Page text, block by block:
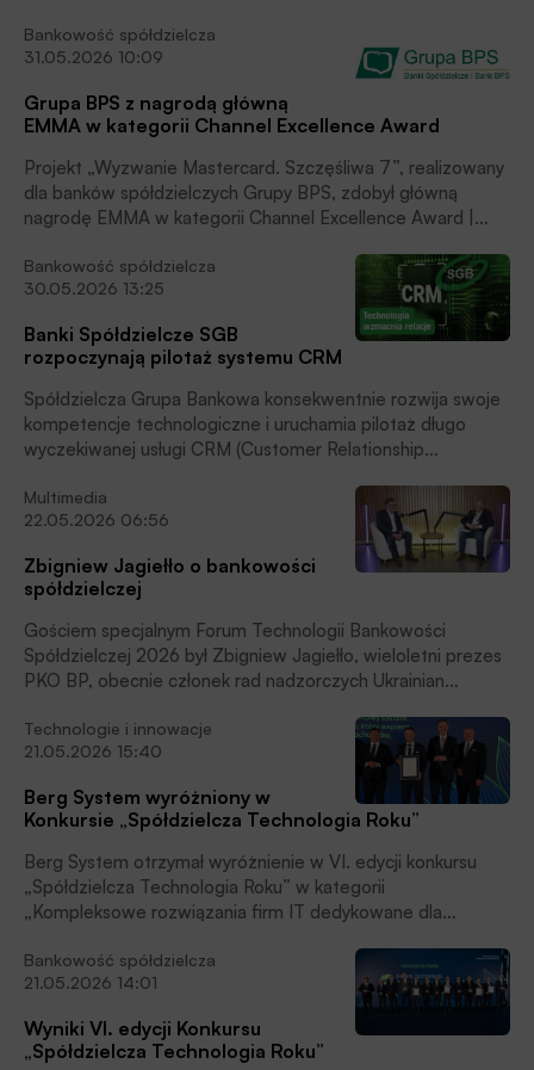
Bankowość spółdzielcza
31.05.2026 10:09
Grupa BPS z nagrodą główną
EMMA w kategorii Channel Excellence Award
Projekt „Wyzwanie Mastercard. Szczęśliwa 7”, realizowany
dla banków spółdzielczych Grupy BPS, zdobył główną
nagrodę EMMA w kategorii Channel Excellence Award |
To kolejne wyróżnienie branżowe potwierdzające
skuteczność podejścia Grupy BPS do tworzenia
programów marketingowych i wspierających sprzedaż.
Bankowość spółdzielcza
30.05.2026 13:25
Banki Spółdzielcze SGB
rozpoczynają pilotaż systemu CRM
Spółdzielcza Grupa Bankowa konsekwentnie rozwija swoje
kompetencje technologiczne i uruchamia pilotaż długo
wyczekiwanej usługi CRM (Customer Relationship
w kilku wybranych bankach Zrzeszenia i będzie istotnym
etapem prac nad narzędziami wspierającymi rozwój relacji z
klientami biznesowymi oraz indywidualnymi, czytamy w
informacji prasowej.
Multimedia
22.05.2026 06:56
Zbigniew Jagiełło o bankowości
spółdzielczej
Gościem specjalnym Forum Technologii Bankowości
Spółdzielczej 2026 był Zbigniew Jagiełło, wieloletni prezes
PKO BP, obecnie członek rad nadzorczych Ukrainian
International i Ekoenergetyka-Polska SA. W wywiadzie
udzielonym BANK.pl mówił, że korzystnym rozwiązaniem
dla sektora banków spółdzielczych byłoby powstanie w
naszym kraju jednego zrzeszenia grupującego banki lokalne.
Technologie i innowacje
21.05.2026 15:40
Berg System wyróżniony w
Konkursie „Spółdzielcza Technologia Roku”
Berg System otrzymał wyróżnienie w VI. edycji konkursu
„Spółdzielcza Technologia Roku” w kategorii
„Kompleksowe rozwiązania firm IT dedykowane dla
System za wdrożone rozwiązanie pn. Berg System CRM dla
bankowości spółdzielczej – frontowy system pracy na
portfelu klientów i relacji, który wspiera sprzedaż kredytów,
depozytów, rachunków, leasingu, faktoringu i ubezpieczeń.
Bankowość spółdzielcza
21.05.2026 14:01
Wyniki VI. edycji Konkursu
„Spółdzielcza Technologia Roku”